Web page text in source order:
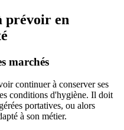
prévoir en
marchés
continuer à conserver ses
conditions d'hygiène. Il doit
portatives, ou alors
à son métier.